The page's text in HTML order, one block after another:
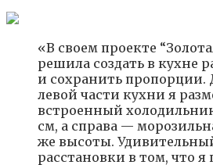
«В своем проекте
решила создать в кухне
и сохранить пропорции.
левой части кухни я
встроенный
см, а справа —
же высоты.
расстановки в том, что я